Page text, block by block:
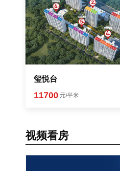
玺悦台
11700 元/平米
视频看房